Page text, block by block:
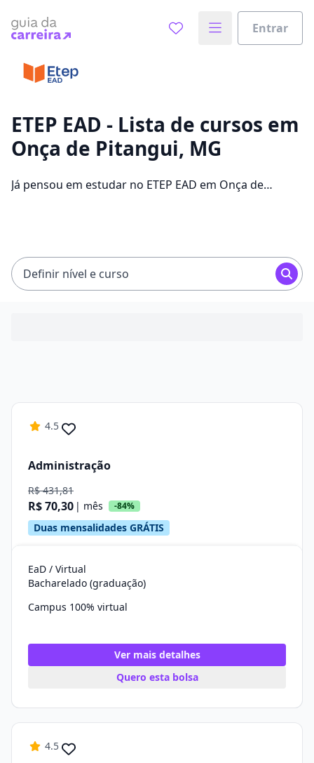
Entrar
Vamos te guiar no caminho ideal para seus estudos
Sim, já sei
ETEP EAD - Lista de cursos em
Onça de Pitangui, MG
Já pensou em estudar no ETEP EAD em Onça de
Definir nível e curso
4.5
Administração
R$ 431,81
R$ 70,30 | mês -84%
Duas mensalidades GRÁTIS
EaD / Virtual
Bacharelado (graduação)
Campus 100% virtual
Ver mais detalhes
Quero esta bolsa
4.5